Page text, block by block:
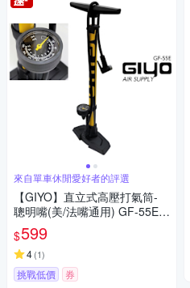
來自單車休閒愛好者的評選
【GIYO】直立式高壓打氣筒-
聰明嘴(美/法嘴通用) GF-55E -
快速到貨
$599
4(1)
挑戰低價 券